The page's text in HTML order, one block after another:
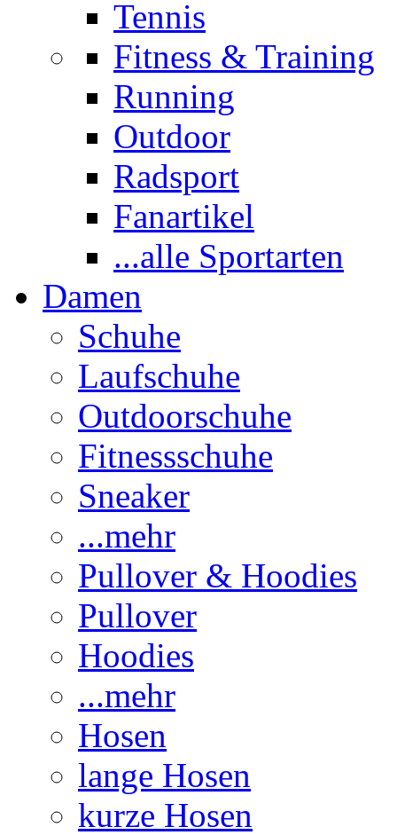
Tennis
Fitness & Training
Running
Outdoor
Radsport
Fanartikel
...alle Sportarten
Damen
Schuhe
Laufschuhe
Outdoorschuhe
Fitnessschuhe
Sneaker
...mehr
Pullover & Hoodies
Pullover
Hoodies
...mehr
Hosen
lange Hosen
kurze Hosen